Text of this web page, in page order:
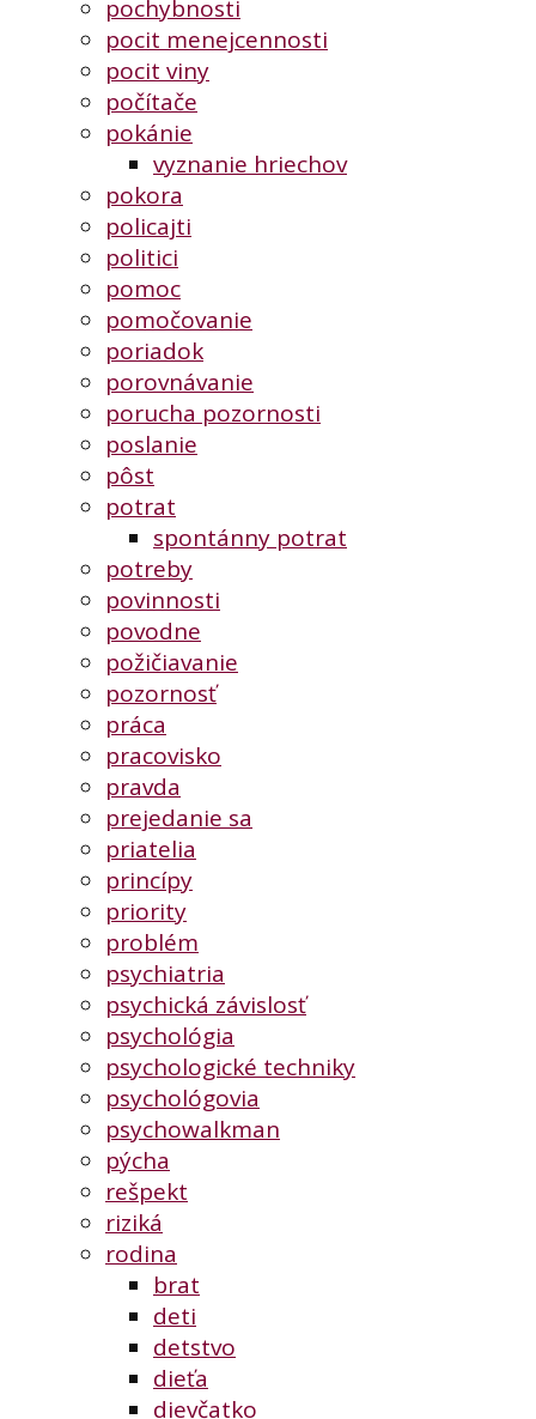
pochybnosti
pocit menejcennosti
pocit viny
počítače
pokánie
vyznanie hriechov
pokora
policajti
politici
pomoc
pomočovanie
poriadok
porovnávanie
porucha pozornosti
poslanie
pôst
potrat
spontánny potrat
potreby
povinnosti
povodne
požičiavanie
pozornosť
práca
pracovisko
pravda
prejedanie sa
priatelia
princípy
priority
problém
psychiatria
psychická závislosť
psychológia
psychologické techniky
psychológovia
psychowalkman
pýcha
rešpekt
riziká
rodina
brat
deti
detstvo
dieťa
dievčatko